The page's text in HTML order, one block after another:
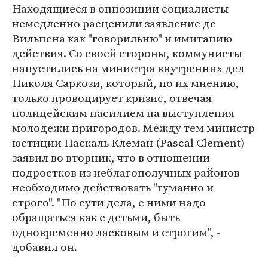
Находящиеся в оппозиции социалисты
немедленно расценили заявление де
Вильпена как "говорильню" и имитацию
действия. Со своей стороны, коммунисты
напустились на министра внутренних дел
Николя Саркози, который, по их мнению,
только провоцирует кризис, отвечая
полицейским насилием на выступления
молодежи пригородов. Между тем министр
юстиции Паскаль Клеман (Pascal Clement)
заявил во вторник, что в отношении
подростков из неблагополучных районов
необходимо действовать "гуманно и
строго". "По сути дела, с ними надо
обращаться как с детьми, быть
одновременно ласковым и строгим", -
добавил он.